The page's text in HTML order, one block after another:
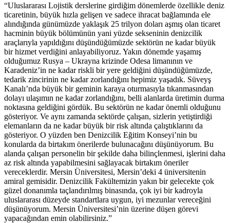
“Uluslararası Lojistik derslerine girdiğim dönemlerde özellikle deniz
ticaretinin, büyük hızla gelişen ve sadece ihracat bağlamında ele
alındığında günümüzde yaklaşık 25 trilyon doları aşmış olan ticaret
hacminin büyük bölümünün yani yüzde sekseninin denizcilik
araçlarıyla yapıldığını düşündüğümüzde sektörün ne kadar büyük
bir hizmet verdiğini anlayabiliyoruz. Yakın dönemde yaşamış
olduğumuz Rusya – Ukrayna krizinde Odesa limanının ve
Karadeniz’in ne kadar riskli bir yere geldiğini düşündüğümüzde,
tedarik zincirinin ne kadar zorlandığını hepimiz yaşadık. Süveyş
Kanalı’nda büyük bir geminin karaya oturmasıyla tıkanmasından
dolayı ulaşımın ne kadar zorlandığını, belli alanlarda üretimin durma
noktasına geldiğini gördük. Bu sektörün ne kadar önemli olduğunu
gösteriyor. Ve aynı zamanda sektörde çalışan, sizlerin yetiştirdiği
elemanların da ne kadar büyük bir risk altında çalıştıklarını da
gösteriyor. O yüzden ben Denizcilik Eğitim Konseyi’nin bu
konularda da birtakım önerilerde bulunacağını düşünüyorum. Bu
alanda çalışan personelin bir şekilde daha bilinçlenmesi, işlerini daha
az risk altında yapabilmesini sağlayacak birtakım öneriler
vereceklerdir. Mersin Üniversitesi, Mersin’deki 4 üniversitenin
amiral gemisidir. Denizcilik Fakültemizin yakın bir gelecekte çok
güzel donanımla taçlandırılmış binasında, çok iyi bir kadroyla
uluslararası düzeyde standartlara uygun, iyi mezunlar vereceğini
düşünüyorum. Mersin Üniversitesi’nin üzerine düşen görevi
yapacağından emin olabilirsiniz.”